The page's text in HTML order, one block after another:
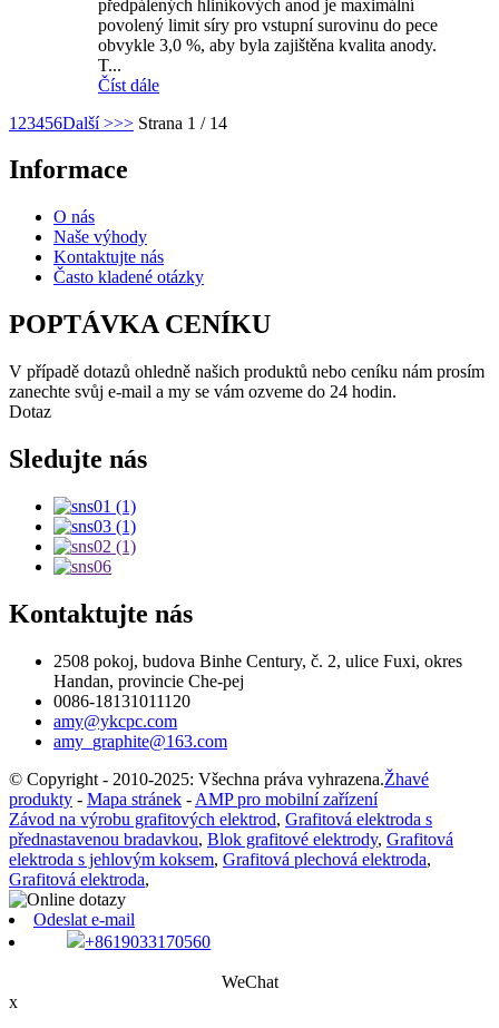
předpálených hliníkových anod je maximální
povolený limit síry pro vstupní surovinu do pece
obvykle 3,0 %, aby byla zajištěna kvalita anody.
T...
Číst dále
1 23456Další >>> Strana 1 / 14
Informace
O nás
Naše výhody
Kontaktujte nás
Často kladené otázky
POPTÁVKA CENÍKU
V případě dotazů ohledně našich produktů nebo ceníku nám prosím
zanechte svůj e-mail a my se vám ozveme do 24 hodin.
Dotaz
Sledujte nás
Kontaktujte nás
2508 pokoj, budova Binhe Century, č. 2, ulice Fuxi, okres
Handan, provincie Che-pej
0086-18131011120
amy@ykcpc.com
amy_graphite@163.com
© Copyright - 2010-2025: Všechna práva vyhrazena.Žhavé
produkty - Mapa stránek - AMP pro mobilní zařízení
Závod na výrobu grafitových elektrod, Grafitová elektroda s
přednastavenou bradavkou, Blok grafitové elektrody, Grafitová
elektroda s jehlovým koksem, Grafitová plechová elektroda,
Grafitová elektroda,
Odeslat e-mail
+8619033170560
WeChat
x